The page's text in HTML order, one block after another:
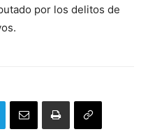
por los delitos de